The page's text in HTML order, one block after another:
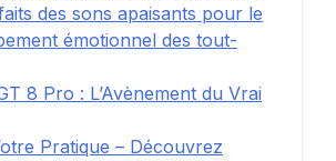
des sons apaisants pour le
émotionnel des tout-
8 Pro : L’Avènement du Vrai
Pratique – Découvrez